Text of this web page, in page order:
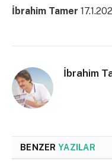
İbrahim Tamer
İbrahim
BENZER YAZILAR